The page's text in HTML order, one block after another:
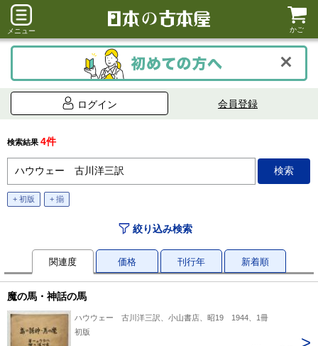
メニュー かご
ログイン 会員登録
検索結果 4件
+ 初版 + 揃
絞り込み検索
関連度 価格 刊行年 新着順
魔の馬・神話の馬
ハウウェー 古川洋三訳、小山書店、昭19 1944、1冊
初版